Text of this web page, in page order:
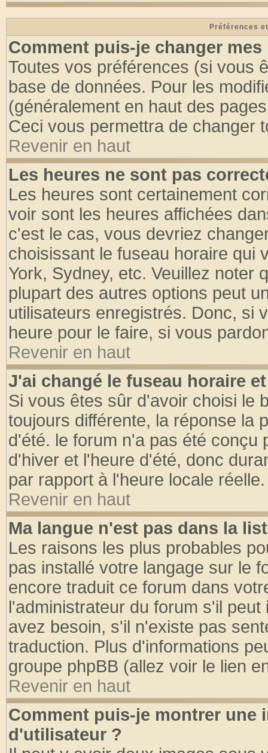
Préférences
Comment puis-je changer mes
Toutes vos préférences (si vous
base de données. Pour les
(généralement en haut des
Ceci vous permettra de changer
Revenir en haut
Les heures ne sont pas
Les heures sont certainement
voir sont les heures affichées
c'est le cas, vous devriez
choisissant le fuseau horaire qui
York, Sydney, etc. Veuillez noter
plupart des autres options peut
utilisateurs enregistrés. Donc, si
heure pour le faire, si vous
Revenir en haut
J'ai changé le fuseau horaire
Si vous êtes sûr d'avoir choisi le
toujours différente, la réponse la
d'été. le forum n'a pas été conçu
d'hiver et l'heure d'été, donc
par rapport à l'heure locale réelle.
Revenir en haut
Ma langue n'est pas dans la
Les raisons les plus probables
pas installé votre langage sur le
encore traduit ce forum dans
l'administrateur du forum s'il
avez besoin, s'il n'existe pas
traduction. Plus d'informations
groupe phpBB (allez voir le lien
Revenir en haut
Comment puis-je montrer une
d'utilisateur ?